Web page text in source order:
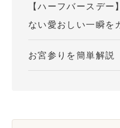
【ハーフバースデ
ない愛おしい一瞬を
お宮参りを簡単解説